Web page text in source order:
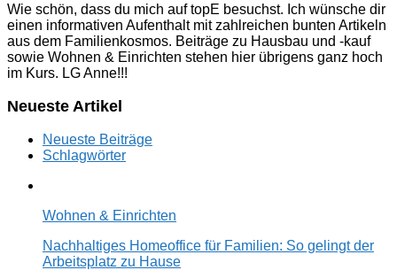
Wie schön, dass du mich auf topE besuchst. Ich wünsche dir
einen informativen Aufenthalt mit zahlreichen bunten Artikeln
aus dem Familienkosmos. Beiträge zu Hausbau und -kauf
sowie Wohnen & Einrichten stehen hier übrigens ganz hoch
im Kurs. LG Anne!!!
Neueste Artikel
Neueste Beiträge
Schlagwörter
Wohnen & Einrichten
Nachhaltiges Homeoffice für Familien: So gelingt der
Arbeitsplatz zu Hause